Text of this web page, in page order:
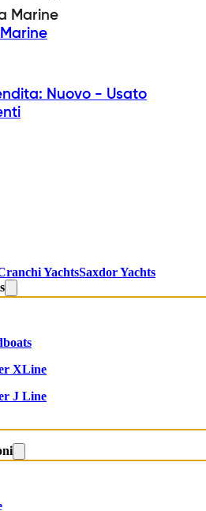
Marine
Marine
Nuovo - Usato
YachtsSaxdor Yachts
XLine
J Line